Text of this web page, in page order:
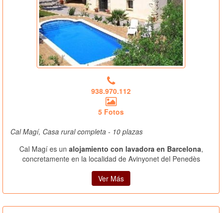
938.970.112
5 Fotos
Cal Magí, Casa rural completa - 10 plazas
Cal Magí es un alojamiento con lavadora en Barcelona,
concretamente en la localidad de Avinyonet del Penedès
Ver Más